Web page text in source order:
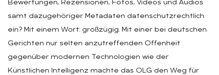
Bewertungen, Rezensionen, Fotos, Videos und Audios
samt dazugehöriger Metadaten datenschutzrechtlich
ein? Mit einem Wort: großzügig. Mit einer bei deutschen
Gerichten nur selten anzutreffenden Offenheit
gegenüber modernen Technologien wie der
Künstlichen Intelligenz machte das OLG den Weg für